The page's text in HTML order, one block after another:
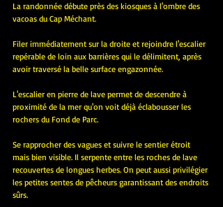
La randonnée débute près des kiosques à l'ombre des
vacoas du Cap Méchant.
Filer immédiatement sur la droite et rejoindre l'escalier
repérable de loin aux barrières qui le délimitent, après
avoir traversé la belle surface engazonnée.
L'escalier en pierre de lave permet de descendre à
proximité de la mer qu'on voit déjà éclabousser les
rochers du Fond de Parc.
Se rapprocher des vagues et suivre le sentier étroit
mais bien visible. Il serpente entre les roches de lave
recouvertes de longues herbes. On peut aussi privilégier
les petites sentes de pêcheurs garantissant des endroits
sûrs.